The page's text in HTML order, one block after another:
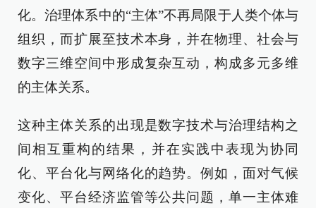
化。治理体系中的“主体”不再局限于人类个体与
组织，而扩展至技术本身，并在物理、社会与
数字三维空间中形成复杂互动，构成多元多维
的主体关系。
这种主体关系的出现是数字技术与治理结构之
间相互重构的结果，并在实践中表现为协同
化、平台化与网络化的趋势。例如，面对气候
变化、平台经济监管等公共问题，单一主体难